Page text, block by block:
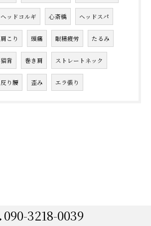
ヘッドコルギ 心斎橋 ヘッドスパ
肩こり 頭痛 眼精疲労 たるみ
猫背 巻き肩 ストレートネック
反り腰 歪み エラ張り
090-3218-0039